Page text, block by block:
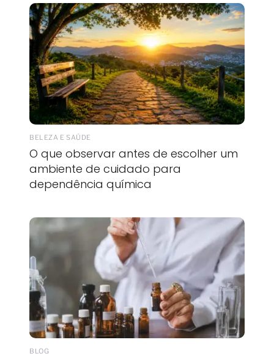
BELEZA E SAÚDE
O que observar antes de escolher um
ambiente de cuidado para
dependência química
BLOG